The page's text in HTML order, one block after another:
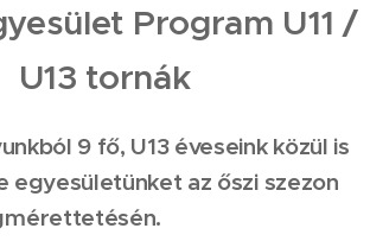
Program U11 /
U13 tornák
9 fő, U13 éveseink közül is
egyesületünket az őszi szezon